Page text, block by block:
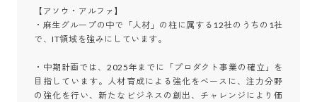
【アソウ・アルファ】
・麻生グループの中で「人材」の柱に属する12社のうちの1社
で、IT領域を強みにしています。
・中期計画では、2025年までに「プロダクト事業の確立」を
目指しています。人材育成による強化をベースに、注力分野
の強化を行い、新たなビジネスの創出、チャレンジにより価